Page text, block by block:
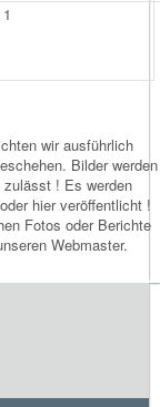
wir ausführlich
Bilder werden
! Es werden
hier veröffentlicht !
Fotos oder Berichte
Webmaster.